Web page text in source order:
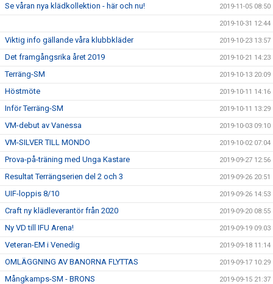
Se våran nya klädkollektion - här och nu! 2019-11-05 08:50
2019-10-31 12:44
Viktig info gällande våra klubbkläder 2019-10-23 13:57
Det framgångsrika året 2019 2019-10-21 14:23
Terräng-SM 2019-10-13 20:09
Höstmöte 2019-10-11 14:16
Inför Terräng-SM 2019-10-11 13:29
VM-debut av Vanessa 2019-10-03 09:10
VM-SILVER TILL MONDO 2019-10-02 07:04
Prova-på-träning med Unga Kastare 2019-09-27 12:56
Resultat Terrängserien del 2 och 3 2019-09-26 20:51
UIF-loppis 8/10 2019-09-26 14:53
Craft ny klädleverantör från 2020 2019-09-20 08:55
Ny VD till IFU Arena! 2019-09-19 09:03
Veteran-EM i Venedig 2019-09-18 11:14
OMLÄGGNING AV BANORNA FLYTTAS 2019-09-17 10:29
Mångkamps-SM - BRONS 2019-09-15 21:37